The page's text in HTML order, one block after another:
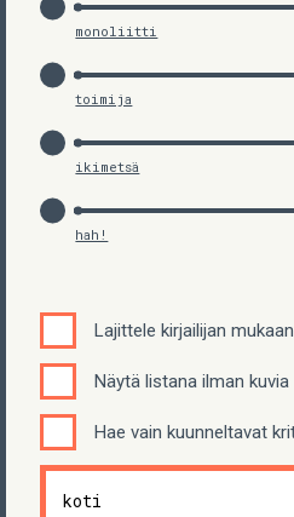
monoliitti
toimija
ikimetsä
hah!
Lajittele kirjailijan mukaan
Näytä listana ilman kuvia
Hae vain kuunneltavat